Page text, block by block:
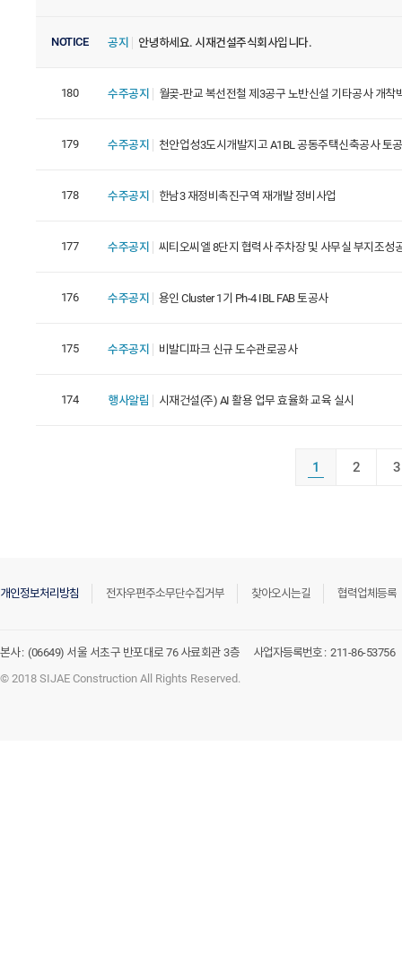
NOTICE 공지 안녕하세요. 시재건설주식회사입니다.
180 수주공지 월곶-판교 복선전철 제3공구 노반신설 기타공사 개착
179 수주공지 천안업성3도시개발지고 A1BL 공동주택신축공사 토
178 수주공지 한남3 재정비촉진구역 재개발 정비사업
177 수주공지 씨티오씨엘 8단지 협력사 주차장 및 사무실 부지조성
176 수주공지 용인 Cluster 1기 Ph-4 IBL FAB 토공사
175 수주공지 비발디파크 신규 도수관로공사
174 행사알림 시재건설(주) AI 활용 업무 효율화 교육 실시
1 2 3
개인정보처리방침 전자우편주소무단수집거부 찾아오시는길 협력업체등록
본사 : (06649) 서울 서초구 반포대로 76 사료회관 3층 사업자등록번호 : 211-86-53756
© 2018 SIJAE Construction All Rights Reserved.